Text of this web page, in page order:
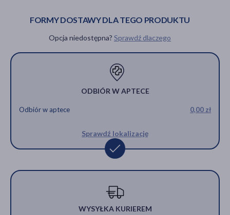
32,49 zł
FORMY DOSTAWY DLA TEGO PRODUKTU
Opcja niedostępna? Sprawdź dlaczego
ODBIÓR W APTECE
Odbiór w aptece 0,00 zł
Sprawdź lokalizację
WYSYŁKA KURIEREM